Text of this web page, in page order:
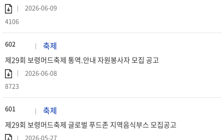
2026-06-09
4106
602 축제
제29회 보령머드축제 통역.안내 자원봉사자 모집 공고
2026-06-08
8723
601 축제
제29회 보령머드축제 글로벌 푸드존 지역음식부스 모집공고
2026-05-27